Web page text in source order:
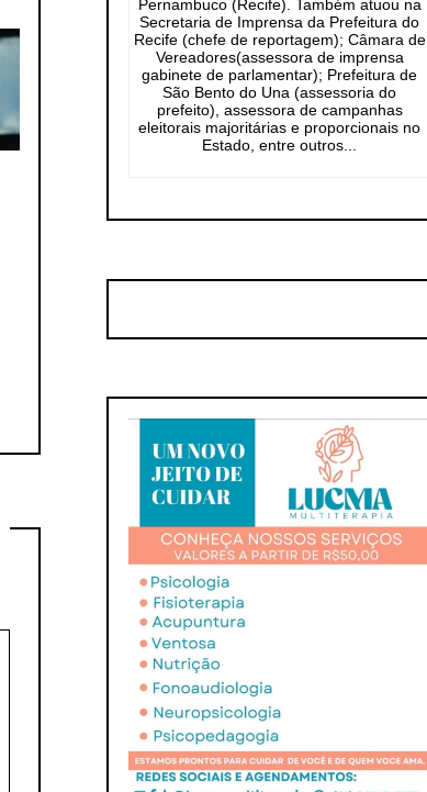
Pernambuco (Recife). Também atuou na
Secretaria de Imprensa da Prefeitura do
Recife (chefe de reportagem); Câmara de
Vereadores(assessora de imprensa
gabinete de parlamentar); Prefeitura de
São Bento do Una (assessoria do
prefeito), assessora de campanhas
eleitorais majoritárias e proporcionais no
Estado, entre outros...